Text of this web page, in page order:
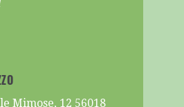
Mimose, 12 56018